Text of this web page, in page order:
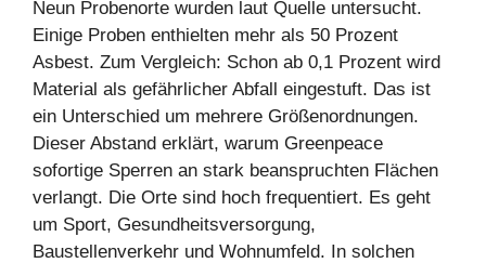
Neun Probenorte wurden laut Quelle untersucht.
Einige Proben enthielten mehr als 50 Prozent
Asbest. Zum Vergleich: Schon ab 0,1 Prozent wird
Material als gefährlicher Abfall eingestuft. Das ist
ein Unterschied um mehrere Größenordnungen.
Dieser Abstand erklärt, warum Greenpeace
sofortige Sperren an stark beanspruchten Flächen
verlangt. Die Orte sind hoch frequentiert. Es geht
um Sport, Gesundheitsversorgung,
Baustellenverkehr und Wohnumfeld. In solchen